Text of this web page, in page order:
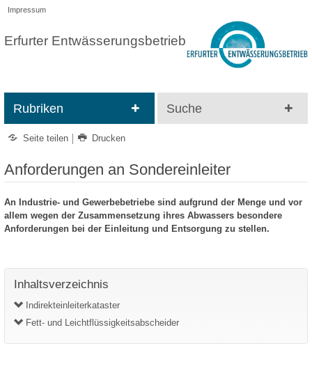
Impressum
Erfurter Entwässerungsbetrieb
Rubriken Suche
Seite teilen Drucken
Anforderungen an Sondereinleiter
An Industrie- und Gewerbebetriebe sind aufgrund der Menge und vor
allem wegen der Zusammensetzung ihres Abwassers besondere
Anforderungen bei der Einleitung und Entsorgung zu stellen.
Inhaltsverzeichnis
Indirekteinleiterkataster
Fett- und Leichtflüssigkeitsabscheider